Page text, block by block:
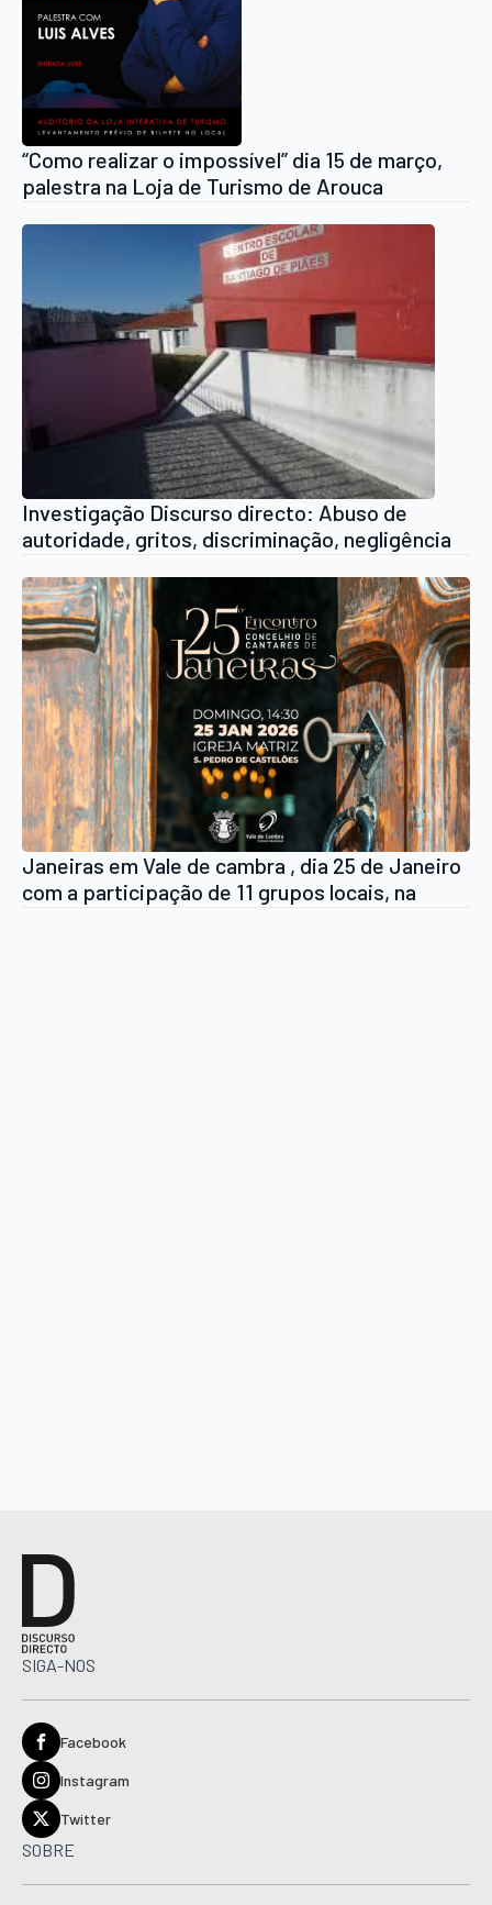
“Como realizar o impossível” dia 15 de março,
palestra na Loja de Turismo de Arouca
Investigação Discurso directo: Abuso de
autoridade, gritos, discriminação, negligência
Janeiras em Vale de cambra , dia 25 de Janeiro
com a participação de 11 grupos locais, na
SIGA-NOS
Facebook
Instagram
Twitter
SOBRE